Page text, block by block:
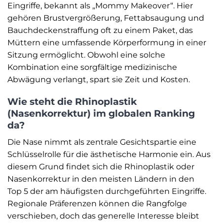
Eingriffe, bekannt als „Mommy Makeover“. Hier
gehören Brustvergrößerung, Fettabsaugung und
Bauchdeckenstraffung oft zu einem Paket, das
Müttern eine umfassende Körperformung in einer
Sitzung ermöglicht. Obwohl eine solche
Kombination eine sorgfältige medizinische
Abwägung verlangt, spart sie Zeit und Kosten.
Wie steht die Rhinoplastik
(Nasenkorrektur) im globalen Ranking
da?
Die Nase nimmt als zentrale Gesichtspartie eine
Schlüsselrolle für die ästhetische Harmonie ein. Aus
diesem Grund findet sich die Rhinoplastik oder
Nasenkorrektur in den meisten Ländern in den
Top 5 der am häufigsten durchgeführten Eingriffe.
Regionale Präferenzen können die Rangfolge
verschieben, doch das generelle Interesse bleibt